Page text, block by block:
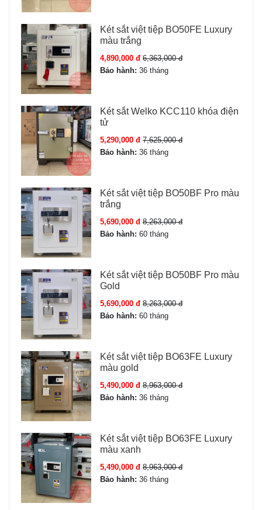
Két sắt việt tiệp BO50FE Luxury
màu trắng
4,890,000 đ 6,363,000 đ
Bảo hành: 36 tháng
Két sắt Welko KCC110 khóa điện
tử
5,290,000 đ 7,625,000 đ
Bảo hành: 36 tháng
Két sắt việt tiệp BO50BF Pro màu
trắng
5,690,000 đ 8,263,000 đ
Bảo hành: 60 tháng
Két sắt việt tiệp BO50BF Pro màu
Gold
5,690,000 đ 8,263,000 đ
Bảo hành: 60 tháng
Két sắt việt tiệp BO63FE Luxury
màu gold
5,490,000 đ 8,963,000 đ
Bảo hành: 36 tháng
Két sắt việt tiệp BO63FE Luxury
màu xanh
5,490,000 đ 8,963,000 đ
Bảo hành: 36 tháng